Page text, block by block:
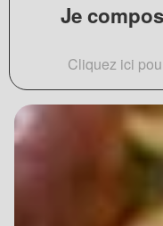
Je
Cliquez ici